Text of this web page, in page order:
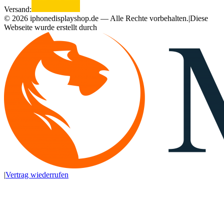
Versand:
© 2026 iphonedisplayshop.de — Alle Rechte vorbehalten.|Diese
Webseite wurde erstellt durch
|Vertrag wiederrufen